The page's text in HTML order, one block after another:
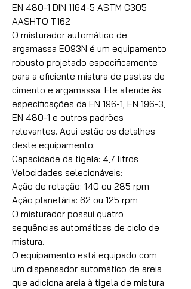
EN 480-1 DIN 1164-5 ASTM C305
AASHTO T162
O misturador automático de
argamassa E093N é um equipamento
robusto projetado especificamente
para a eficiente mistura de pastas de
cimento e argamassa. Ele atende às
especificações da EN 196-1, EN 196-3,
EN 480-1 e outros padrões
relevantes. Aqui estão os detalhes
deste equipamento:
Capacidade da tigela: 4,7 litros
Velocidades selecionáveis:
Ação de rotação: 140 ou 285 rpm
Ação planetária: 62 ou 125 rpm
O misturador possui quatro
sequências automáticas de ciclo de
mistura.
O equipamento está equipado com
um dispensador automático de areia
que adiciona areia à tigela de mistura